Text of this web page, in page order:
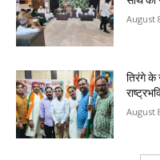
August
तिरंगे के
August